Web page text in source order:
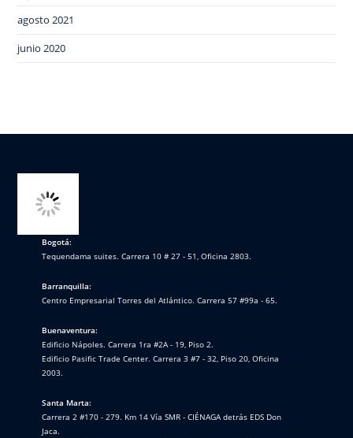
agosto 2021
junio 2020
Bogotá:
Tequendama suites. Carrera 10 # 27 - 51, Oficina 2803.
Barranquilla:
Centro Empresarial Torres del Atlántico. Carrera 57 #99a - 65.
Buenaventura:
Edificio Nápoles. Carrera 1ra #2A - 19, Piso 2.
Edificio Pasific Trade Center. Carrera 3 #7 - 32, Piso 20, Oficina
2003.
Santa Marta:
Carrera 2 #170 - 279. Km 14 Vía SMR - CIÉNAGA detrás EDS Don
Jaca.